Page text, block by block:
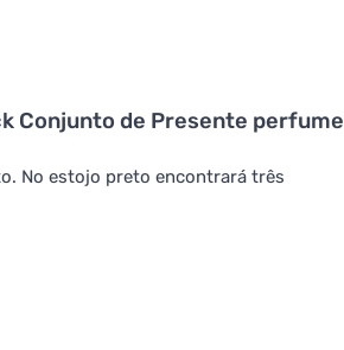
Conjunto de Presente perfume
No estojo preto encontrará três